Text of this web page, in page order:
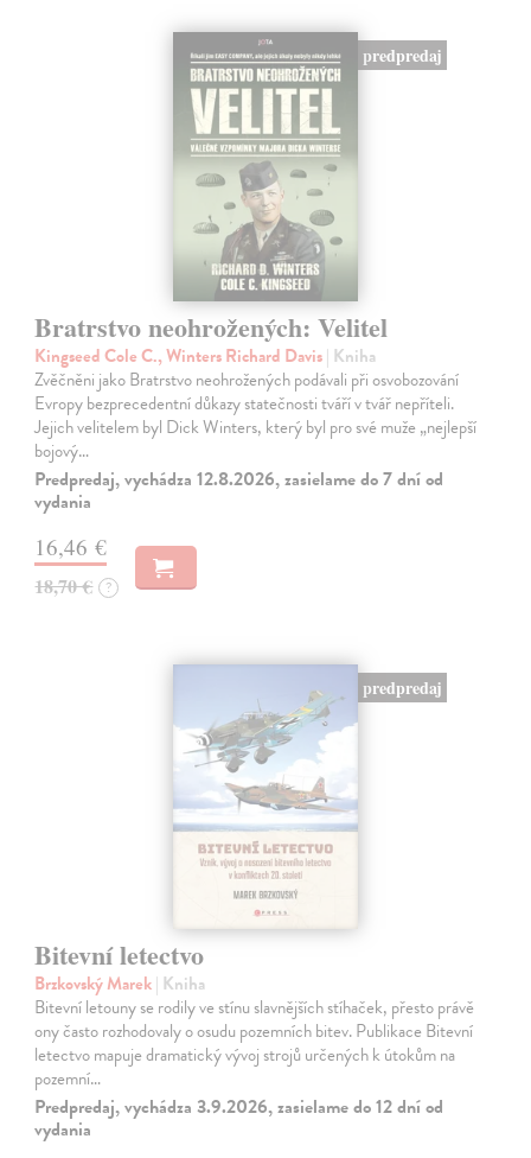
predpredaj
Bratrstvo neohrožených: Velitel
Kingseed Cole C., Winters Richard Davis| Kniha
Zvěčněni jako Bratrstvo neohrožených podávali při osvobozování
Evropy bezprecedentní důkazy statečnosti tváří v tvář nepříteli.
Jejich velitelem byl Dick Winters, který byl pro své muže „nejlepší
bojový…
Predpredaj, vychádza 12.8.2026, zasielame do 7 dní od
vydania
16,46 €
18,70 € ?
predpredaj
Bitevní letectvo
Brzkovský Marek| Kniha
Bitevní letouny se rodily ve stínu slavnějších stíhaček, přesto právě
ony často rozhodovaly o osudu pozemních bitev. Publikace Bitevní
letectvo mapuje dramatický vývoj strojů určených k útokům na
pozemní…
Predpredaj, vychádza 3.9.2026, zasielame do 12 dní od
vydania